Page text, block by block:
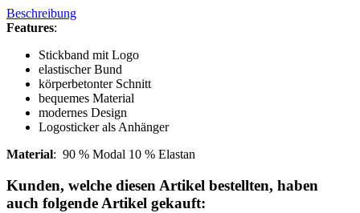
Beschreibung
Features:
Stickband mit Logo
elastischer Bund
körperbetonter Schnitt
bequemes Material
modernes Design
Logosticker als Anhänger
Material: 90 % Modal 10 % Elastan
Kunden, welche diesen Artikel bestellten, haben
auch folgende Artikel gekauft: